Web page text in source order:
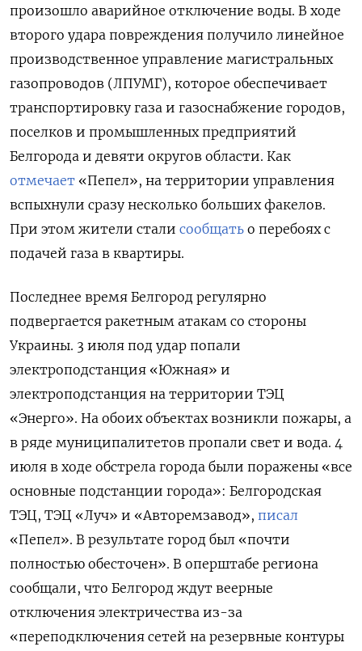
произошло аварийное отключение воды. В ходе
второго удара повреждения получило линейное
производственное управление магистральных
газопроводов (ЛПУМГ), которое обеспечивает
транспортировку газа и газоснабжение городов,
поселков и промышленных предприятий
Белгорода и девяти округов области. Как
отмечает «Пепел», на территории управления
вспыхнули сразу несколько больших факелов.
При этом жители стали сообщать о перебоях с
подачей газа в квартиры.
Последнее время Белгород регулярно
подвергается ракетным атакам со стороны
Украины. 3 июля под удар попали
электроподстанция «Южная» и
электроподстанция на территории ТЭЦ
«Энерго». На обоих объектах возникли пожары, а
в ряде муниципалитетов пропали свет и вода. 4
июля в ходе обстрела города были поражены «все
основные подстанции города»: Белгородская
ТЭЦ, ТЭЦ «Луч» и «Авторемзавод», писал
«Пепел». В результате город был «почти
полностью обесточен». В оперштабе региона
сообщали, что Белгород ждут веерные
отключения электричества из-за
«переподключения сетей на резервные контуры